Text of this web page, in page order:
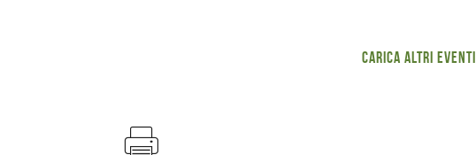
Carica altri eventi